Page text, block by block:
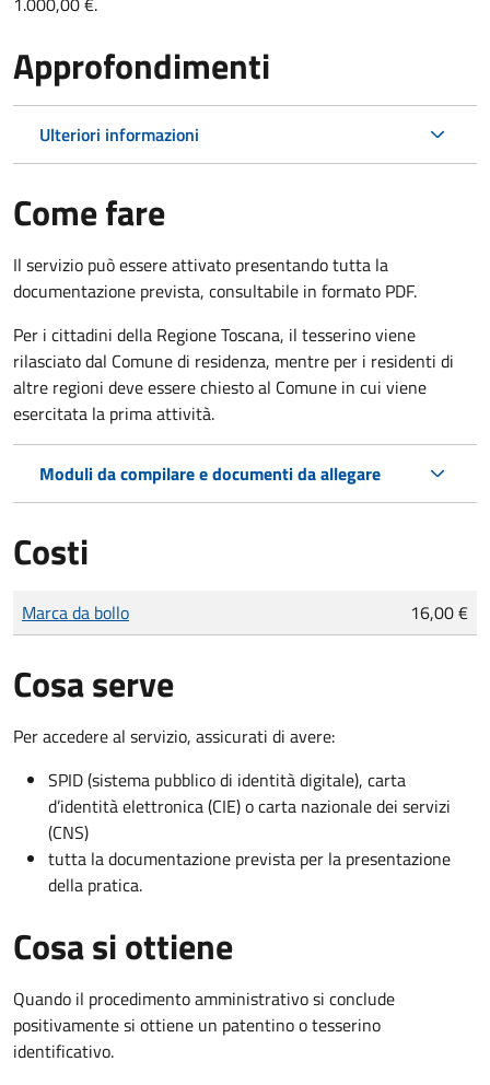
Approfondimenti
Ulteriori informazioni
Come fare
Il servizio può essere attivato presentando tutta la
documentazione prevista, consultabile in formato PDF.
Per i cittadini della Regione Toscana, il tesserino viene
rilasciato dal Comune di residenza, mentre per i residenti di
altre regioni deve essere chiesto al Comune in cui viene
esercitata la prima attività.
Moduli da compilare e documenti da allegare
Costi
Tipo di pagamento
Importo
Marca da bollo 16,00 €
Cosa serve
Per accedere al servizio, assicurati di avere:
SPID (sistema pubblico di identità digitale), carta
d’identità elettronica (CIE) o carta nazionale dei servizi
(CNS)
tutta la documentazione prevista per la presentazione
della pratica.
Cosa si ottiene
Quando il procedimento amministrativo si conclude
positivamente si ottiene un patentino o tesserino
identificativo.